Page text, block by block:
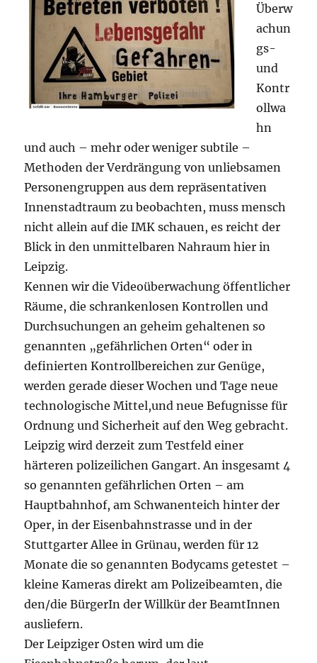
Überw
achun
gs-
und
Kontr
ollwa
hn
und auch – mehr oder weniger subtile –
Methoden der Verdrängung von unliebsamen
Personengruppen aus dem repräsentativen
Innenstadtraum zu beobachten, muss mensch
nicht allein auf dieIMK schauen, es reicht der
Blick in den unmittelbaren Nahraum hier in
Leipzig.
Kennen wir die Videoüberwachung öffentlicher
Räume, die schrankenlosen Kontrollen und
Durchsuchungen an geheim gehaltenen so
genannten „gefährlichen Orten“ oder in
definierten Kontrollbereichen zur Genüge,
werden gerade dieser Wochen und Tage neue
technologische Mittel,und neue Befugnisse für
Ordnung und Sicherheit auf den Weg gebracht.
Leipzig wird derzeit zum Testfeld einer
härteren polizeilichen Gangart. An insgesamt 4
so genannten gefährlichen Orten – am
Hauptbahnhof, am Schwanenteich hinter der
Oper, in der Eisenbahnstrasse und in der
Stuttgarter Allee in Grünau, werden für 12
Monate die so genannten Bodycams getestet –
kleine Kameras direkt am Polizeibeamten, die
den/die BürgerIn der Willkür der BeamtInnen
ausliefern.
Der Leipziger Osten wird um die